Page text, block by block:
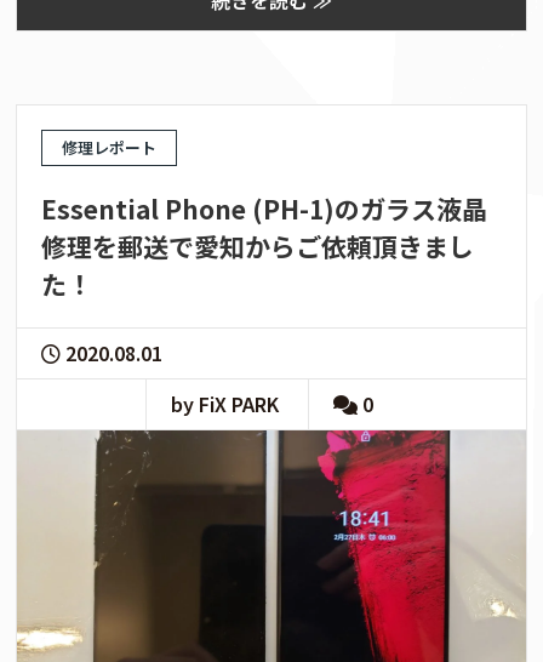
修理レポート
Essential Phone (PH-1)のガラス液晶
修理を郵送で愛知からご依頼頂きまし
た！
2020.08.01
by FiX PARK
0